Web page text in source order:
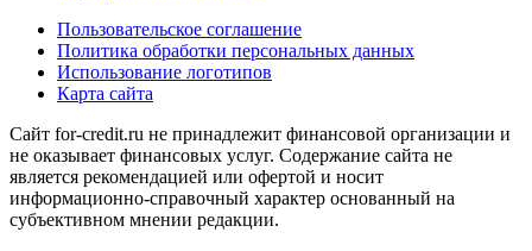
Пользовательское соглашение
Политика обработки персональных данных
Использование логотипов
Карта сайта
Сайт for-credit.ru не принадлежит финансовой организации и
не оказывает финансовых услуг. Содержание сайта не
является рекомендацией или офертой и носит
информационно-справочный характер основанный на
субъективном мнении редакции.